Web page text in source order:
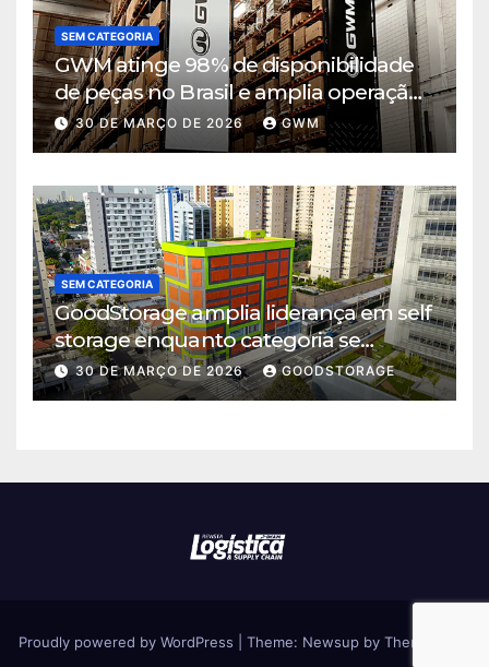
SEM CATEGORIA
GWM atinge 98% de disponibilidade
de peças no Brasil e amplia operação
logística em Cajamar
30 DE MARÇO DE 2026 GWM
SEM CATEGORIA
GoodStorage amplia liderança em self
storage enquanto categoria se
consolida em São Paulo
30 DE MARÇO DE 2026 GOODSTORAGE
Proudly powered by WordPress Theme: Newsup by Themeansar